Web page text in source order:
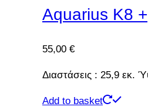
Aquarius Κ8 +
55,00 €
Διαστάσεις : 25,9 εκ.
Add to basket